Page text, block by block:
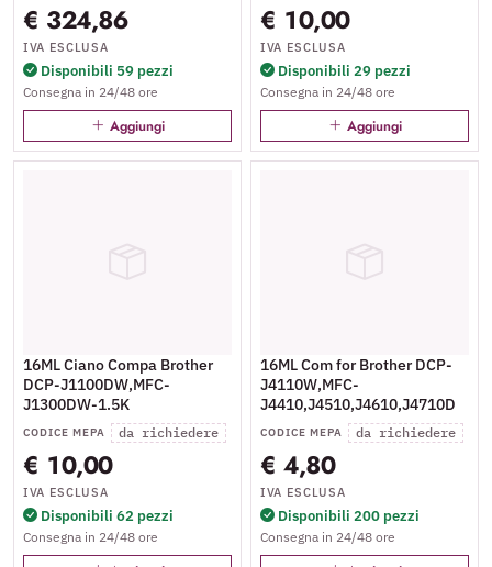
€ 324,86
IVA ESCLUSA
Disponibili 59 pezzi
Consegna in 24/48 ore
Aggiungi
€ 10,00
IVA ESCLUSA
Disponibili 29 pezzi
Consegna in 24/48 ore
Aggiungi
16ML Ciano Compa Brother
DCP-J1100DW,MFC-
J1300DW-1.5K
CODICE MEPA da richiedere
€ 10,00
IVA ESCLUSA
Disponibili 62 pezzi
Consegna in 24/48 ore
16ML Com for Brother DCP-
J4110W,MFC-
J4410,J4510,J4610,J4710D
CODICE MEPA da richiedere
€ 4,80
IVA ESCLUSA
Disponibili 200 pezzi
Consegna in 24/48 ore